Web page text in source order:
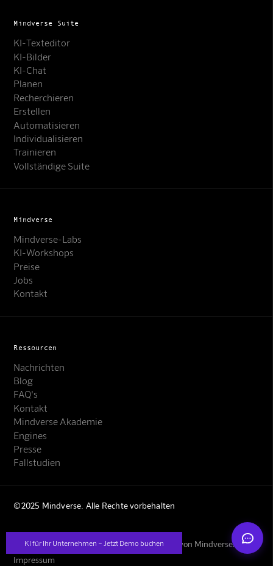
KI für Ihr Unternehmen – Jetzt Demo buchen
Mindverse Suite
KI-Texteditor
KI-Bilder
KI-Chat
Planen
Recherchieren
Erstellen
Automatisieren
Individualisieren
Trainieren
Vollständige Suite
Mindverse
Mindverse-Labs
KI-Workshops
Preise
Jobs
Kontakt
Ressourcen
Nachrichten
Blog
FAQ's
Kontakt
Mindverse Akademie
Engines
Presse
Fallstudien
©2025 Mindverse. Alle Rechte vorbehalten
Moralische Grundsätze Datenschutzerklärung von MindverseAGBs
Impressum